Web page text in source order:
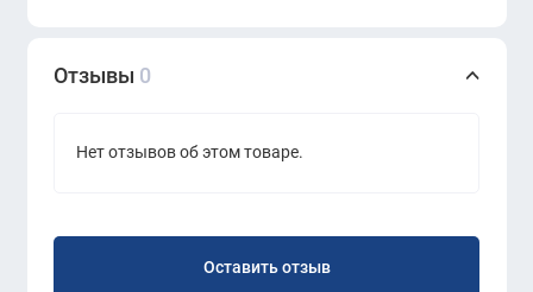
Отзывы 0
Нет отзывов об этом товаре.
Оставить отзыв